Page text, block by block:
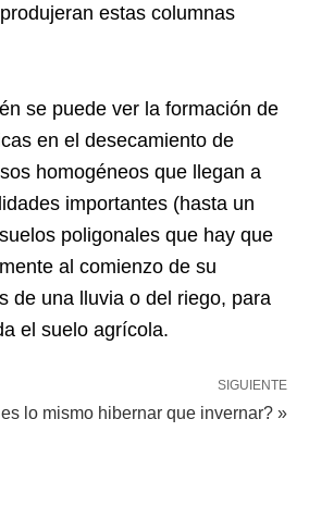
estas columnas
se puede ver la formación de
en el desecamiento de
homogéneos que llegan a
importantes (hasta un
poligonales que hay que
al comienzo de su
de una lluvia o del riego, para
el suelo agrícola.
SIGUIENTE
lo mismo hibernar que invernar? »